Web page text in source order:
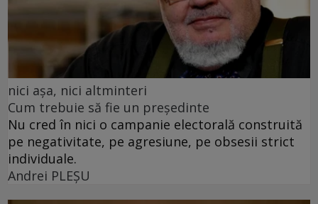
nici așa, nici altminteri
Cum trebuie să fie un președinte
Nu cred în nici o campanie electorală construită
pe negativitate, pe agresiune, pe obsesii strict
individuale.
Andrei PLEŞU